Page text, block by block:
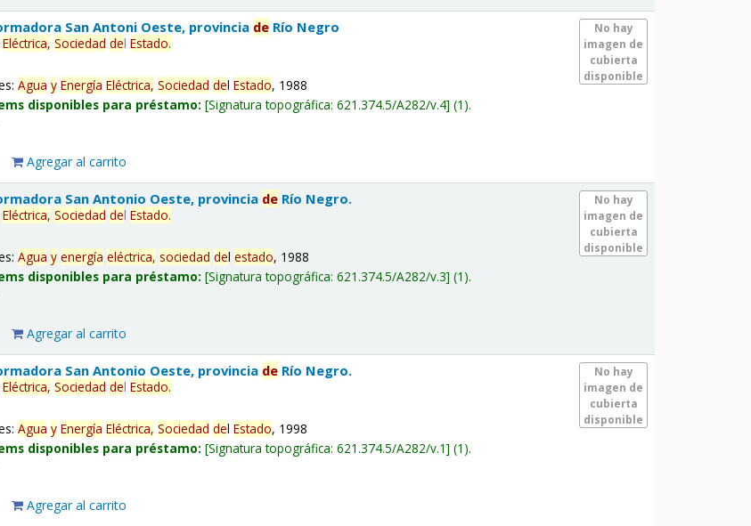
No hay
imagen de
cubierta
disponible
San Antoni Oeste, provincia de Río Negro
Eléctrica, Sociedad delEstado.
Agua y Energía Eléctrica, Sociedad delEstado, 1988
disponibles para préstamo: Signatura topográfica:621.374.5/A282/v.4 (1).
Agregar al carrito
No hay
imagen de
cubierta
disponible
San Antonio Oeste, provincia de Río Negro.
Eléctrica, Sociedad delEstado.
Agua y energía eléctrica, sociedad delestado, 1988
disponibles para préstamo: Signatura topográfica:621.374.5/A282/v.3 (1).
Agregar al carrito
No hay
imagen de
cubierta
disponible
San Antonio Oeste, provincia de Río Negro.
Eléctrica, Sociedad delEstado.
Agua y Energía Eléctrica, Sociedad delEstado, 1998
disponibles para préstamo: Signatura topográfica:621.374.5/A282/v.1 (1).
Agregar al carrito